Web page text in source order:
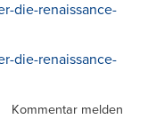
die-renaissance-
die-renaissance-
Kommentar melden